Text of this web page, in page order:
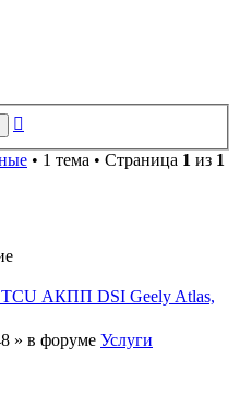
Поиск
• 1 тема • Страница 1 из 1
TCU АКПП DSI Geely Atlas,
» в форуме Услуги